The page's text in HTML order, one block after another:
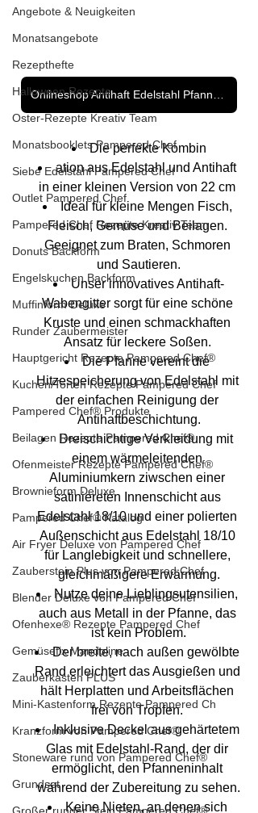
Angebote & Neuigkeiten
Monatsangebote
Rezepthefte
Halloween Rezepte
Oster-Rezepte Kreativ Team
Monatsbooklets Pampered Chef
Siebe Edelstahl Pampered Chef
Outlet Pampered Chef
Pampered Chef Rezepte Kreativ Team
Donuts Backform
Engelskuchen Backform
Muffinform Deluxe
Runder Zaubermeister
Hauptgericht Rezepte Pampered Chef®
Kuchen/Torten Rezepte Pampered Chef
Pampered Chef® Produkte
Beilagen Rezepte Pampered Chef®
Ofenmeister Rezepte Pampered Chef®
Brownieform Deluxe
Pampered Chef® Katalog
Air Fryer Deluxe von Pampered Chef
Zauberstein Plus von Pampered Chef
Blender Deluxe von Pampered Chef
Ofenhexe® Rezepte Pampered Chef
Gemüsefix Mandoline
Zauberkasten PLUS
Mini-Kastenform Rezepte Pampered Ch
Kranzform von Pampered Chef®
Stoneware rund von Pampered Chef®
Grundset
Die perfekte Kombin
ation aus Edelstahl und Antihaft
in einer kleinen Version von 22 cm
Ideal für kleine Mengen Fisch,
Fleisch, Gemüse und Beilagen.
Geeignet zum Braten, Schmoren
und Sautieren.
Unser innovatives Antihaft-
Wabengitter sorgt für eine schöne
Kruste und einen schmackhaften
Ansatz für leckere Soßen.
Die Pfanne vereint die
Hitzespeicherung von Edelstahl mit
der einfachen Reinigung der
Antihaftbeschichtung.
Dreischichtige Verkleidung mit
einem wärmeleitenden
Aluminiumkern ziwschen einer
satiniereten Innenschicht aus
Edelstahl 18/10 und einer polierten
Außenschicht aus Edelstahl 18/10
für Langlebigkeit und schnellere,
gleichmäßigere Erwärmung.
Nutze deine Lieblingsutensilien,
auch aus Metall in der Pfanne, das
ist kein Problem.
Der breite, nach außen gewölbte
Rand erleichtert das Ausgießen und
hält Herplatten und Arbeitsflächen
frei von Tropfen.
Inklusive Deckel aus gehärtetem
Glas mit Edelstahl-Rand, der dir
ermöglicht, den Pfanneninhalt
während der Zubereitung zu sehen.
Keine Nieten, an denen sich